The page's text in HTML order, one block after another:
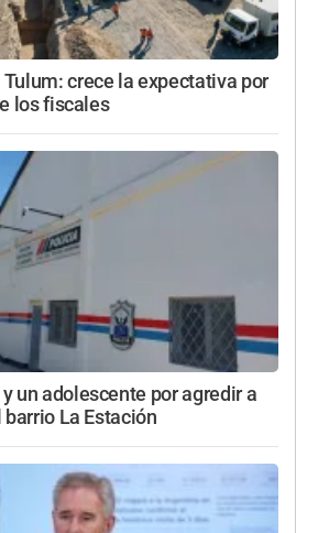
crece la expectativa por
los fiscales
un adolescente por agredir a
La Estación